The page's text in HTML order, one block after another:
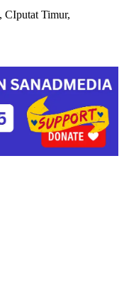
CIputat Timur,